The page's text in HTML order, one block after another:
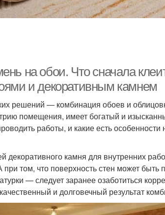
на обои. Что сначала
и декоративным камнем
решений — комбинация обоев и
помещения, имеет богатый и
работы, и какие есть особенности
декоративного камня для внутренних
том, что поверхность стен может
— следует заранее озаботиться
и долговечный результат